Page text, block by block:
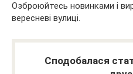
Озброюйтесь новинками і
вересневі вулиці.
Сподобалася